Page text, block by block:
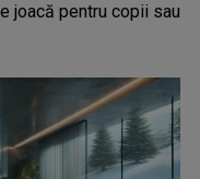
joacă pentru copii sau